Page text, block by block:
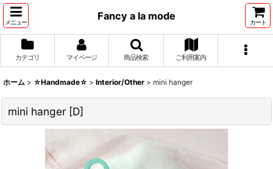
メニュー
Fancy a la mode
カート
カテゴリ マイページ 商品検索 ご利用案内
ホーム > ☆Handmade☆ > Interior/Other > mini hanger
mini hanger [D]